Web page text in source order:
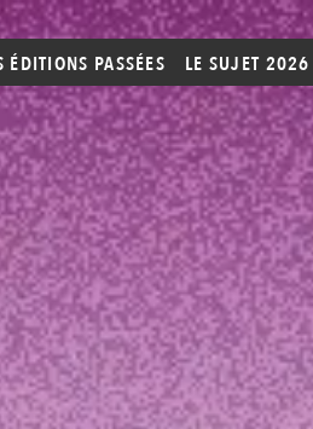
ÉDITIONS PASSÉES LE SUJET 2026